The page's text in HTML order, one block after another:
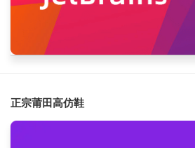
正宗莆田高仿鞋